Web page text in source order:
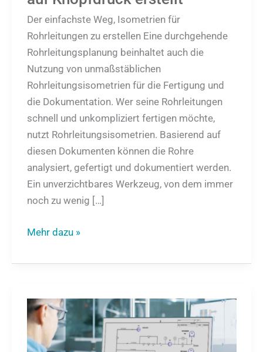
Der einfachste Weg, Isometrien für
Rohrleitungen zu erstellen Eine durchgehende
Rohrleitungsplanung beinhaltet auch die
Nutzung von unmaßstäblichen
Rohrleitungsisometrien für die Fertigung und
die Dokumentation. Wer seine Rohrleitungen
schnell und unkompliziert fertigen möchte,
nutzt Rohrleitungsisometrien. Basierend auf
diesen Dokumenten können die Rohre
analysiert, gefertigt und dokumentiert werden.
Ein unverzichtbares Werkzeug, von dem immer
noch zu wenig […]
Mehr dazu »
So
werden
P&IDs